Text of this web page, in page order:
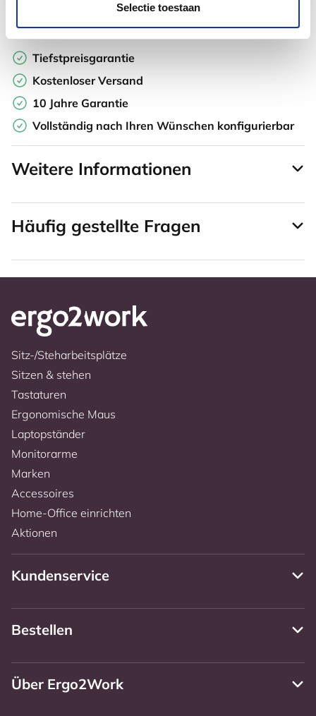
Selectie toestaan
Zur Vergleichsliste hinzufügen
Tiefstpreisgarantie
Kostenloser Versand
10 Jahre Garantie
Vollständig nach Ihren Wünschen konfigurierbar
Weitere Informationen
Häufig gestellte Fragen
Sitz-/Steharbeitsplätze
Sitzen & stehen
Tastaturen
Ergonomische Maus
Laptopständer
Monitorarme
Marken
Accessoires
Home-Office einrichten
Aktionen
Kundenservice
Bestellen
Über Ergo2Work